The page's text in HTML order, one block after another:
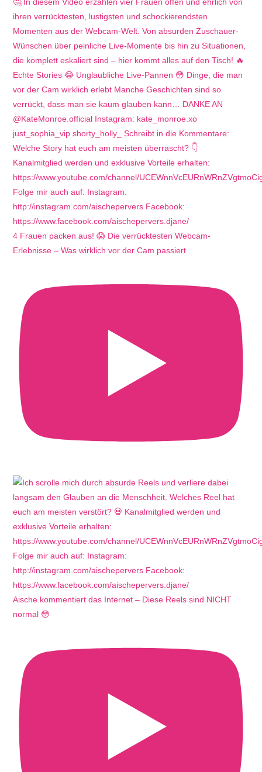
4 Frauen packen aus! 😱 Die verrücktesten Webcam-
Erlebnisse – Was wirklich vor der Cam passiert
Aische kommentiert das Internet – Diese Reels sind NICHT
normal 😳